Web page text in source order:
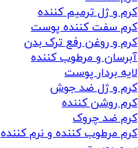
کرم و ژل ترمیم کننده
کرم سفت کننده پوست
کرم و روغن رفع ترک بدن
آبرسان و مرطوب کننده
لایه بردار پوست
کرم و ژل ضد جوش
کرم روشن کننده
کرم ضد چروک
کرم مرطوب کننده و نرم کننده